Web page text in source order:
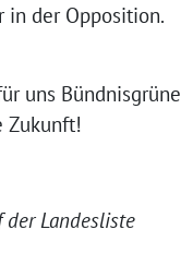
in der Opposition.
uns Bündnisgrüne
Zukunft!
der Landesliste